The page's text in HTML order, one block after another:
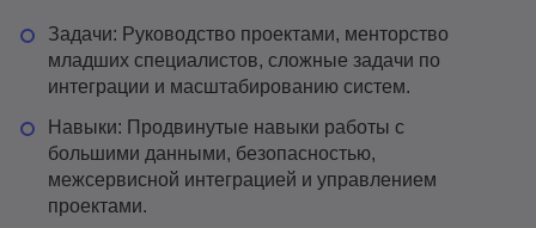
Задачи: Руководство проектами, менторство
младших специалистов, сложные задачи по
интеграции и масштабированию систем.
Навыки: Продвинутые навыки работы с
большими данными, безопасностью,
межсервисной интеграцией и управлением
проектами.